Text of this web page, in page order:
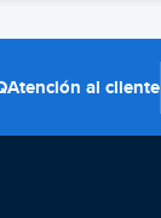
Atención al cliente